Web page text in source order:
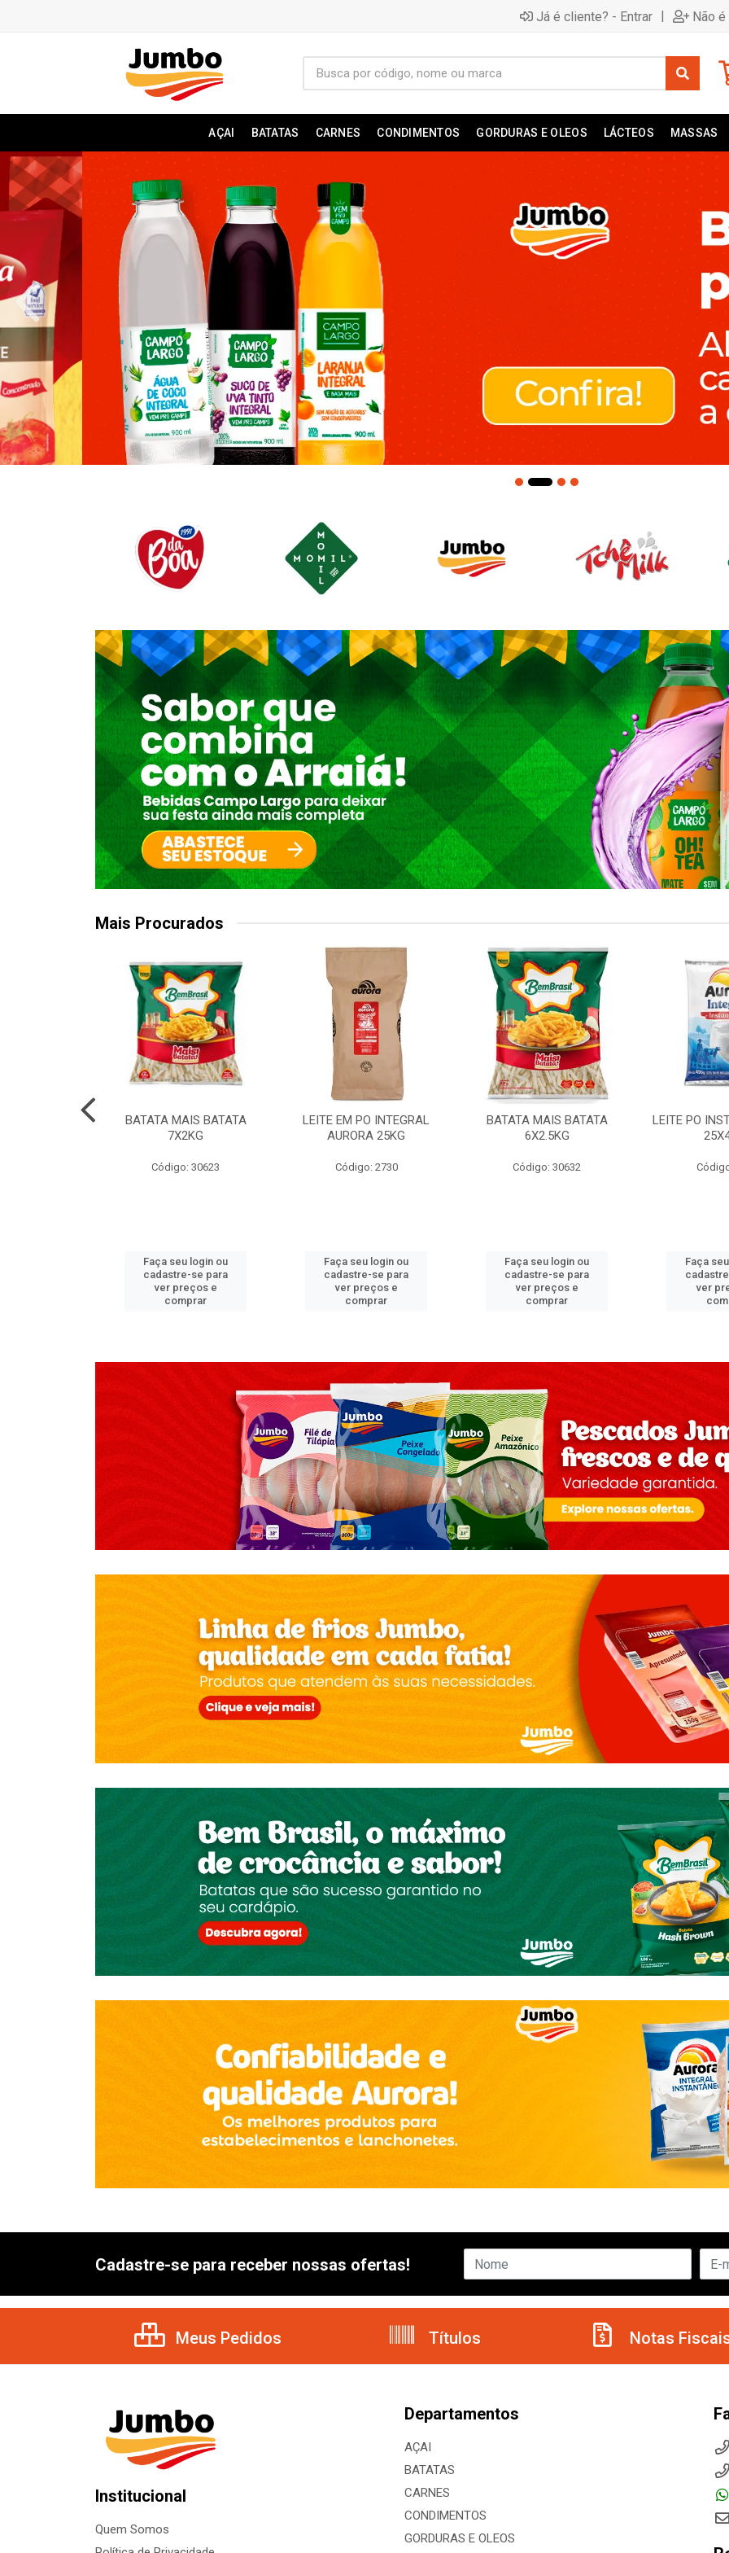
Já é cliente? - Entrar | Não
AÇAI BATATAS CARNES CONDIMENTOS GORDURAS E OLEOS LÁCTEOS MASSAS
Mais Procurados
BATATA MAIS BATATA
7X2KG
Código: 30623
Faça seu login ou
cadastre-se para
ver preços e
comprar
LEITE EM PO INTEGRAL
AURORA 25KG
Código: 2730
Faça seu login ou
cadastre-se para
ver preços e
comprar
BATATA MAIS BATATA
6X2.5KG
Código: 30632
Faça seu login ou
cadastre-se para
ver preços e
comprar
LEITE PO
Faça
ver
Cadastre-se para receber nossas ofertas!
Meus Pedidos Títulos Notas
Institucional
Quem Somos
Departamentos
AÇAI
BATATAS
CARNES
CONDIMENTOS
GORDURAS E OLEOS